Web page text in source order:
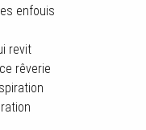
enfouis
revit
rêverie